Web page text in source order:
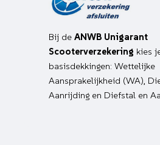
Bij de ANWB Unigarant
Scooterverzekering kies
basisdekkingen: Wettelijke
Aansprakelijkheid (WA),
Aanrijding en Diefstal en